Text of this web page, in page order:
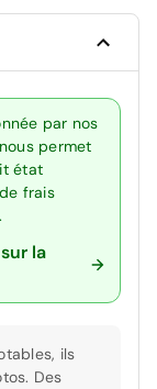
par nos
permet
état
frais
la
ils
Des